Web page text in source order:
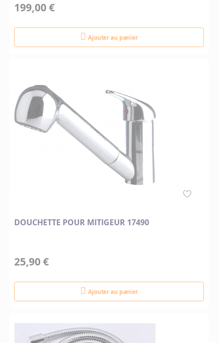
199,00 €
Ajouter au panier
DOUCHETTE POUR MITIGEUR 17490
25,90 €
Ajouter au panier